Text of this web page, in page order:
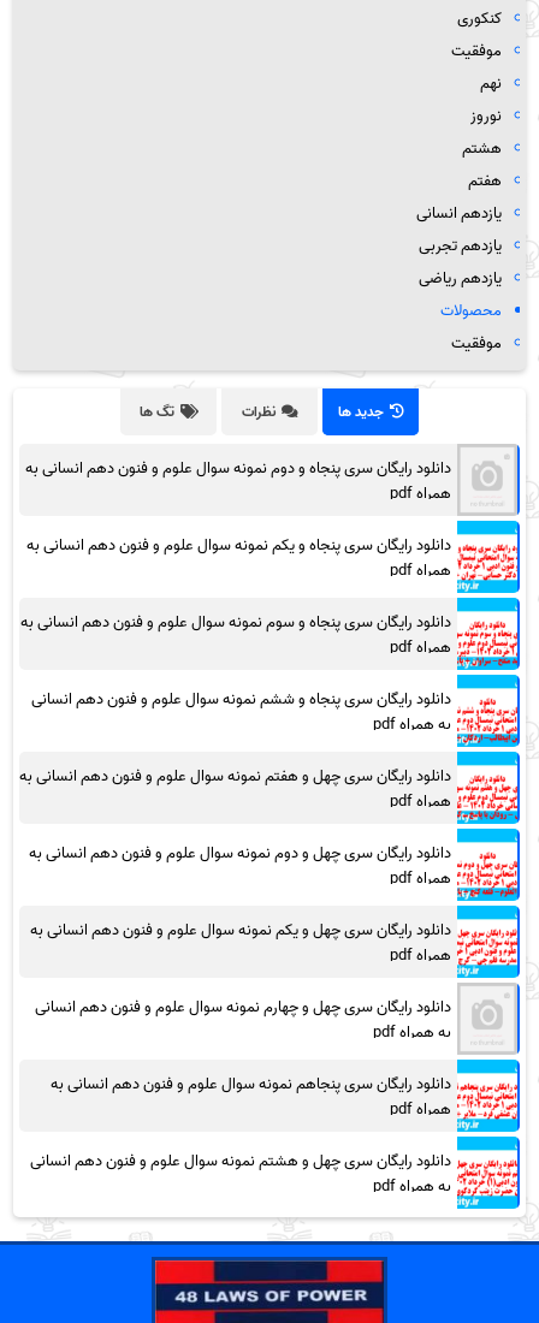
کنکوری
موفقیت
نهم
نوروز
هشتم
هفتم
یازدهم انسانی
یازدهم تجربی
یازدهم ریاضی
محصولات
موفقیت
جدید ها نظرات تگ ها
دانلود رایگان سری پنجاه و دوم نمونه سوال علوم و فنون دهم انسانی به
همراه pdf
دانلود رایگان سری پنجاه و یکم نمونه سوال علوم و فنون دهم انسانی به
همراه pdf
دانلود رایگان سری پنجاه و سوم نمونه سوال علوم و فنون دهم انسانی به
همراه pdf
دانلود رایگان سری پنجاه و ششم نمونه سوال علوم و فنون دهم انسانی
به همراه pdf
دانلود رایگان سری چهل و هفتم نمونه سوال علوم و فنون دهم انسانی به
همراه pdf
دانلود رایگان سری چهل و دوم نمونه سوال علوم و فنون دهم انسانی به
همراه pdf
دانلود رایگان سری چهل و یکم نمونه سوال علوم و فنون دهم انسانی به
همراه pdf
دانلود رایگان سری چهل و چهارم نمونه سوال علوم و فنون دهم انسانی
به همراه pdf
دانلود رایگان سری پنجاهم نمونه سوال علوم و فنون دهم انسانی به
همراه pdf
دانلود رایگان سری چهل و هشتم نمونه سوال علوم و فنون دهم انسانی
به همراه pdf